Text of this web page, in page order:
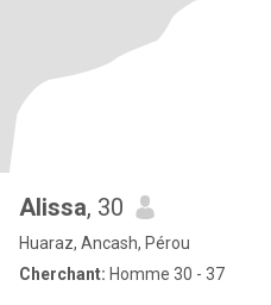
Alissa, 30
Huaraz, Ancash, Pérou
Cherchant: Homme 30 - 37